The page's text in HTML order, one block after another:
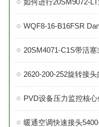
2620-200-252旋转接
PVD设备压力监控核